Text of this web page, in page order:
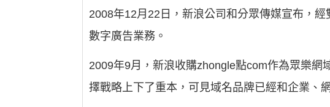
2008年12月22日，新浪公司和分眾傳媒宣布，
數字廣告業務。
2009年9月，新浪收購zhongle點com作為眾樂
擇戰略上下了重本，可見域名品牌已經和企業、